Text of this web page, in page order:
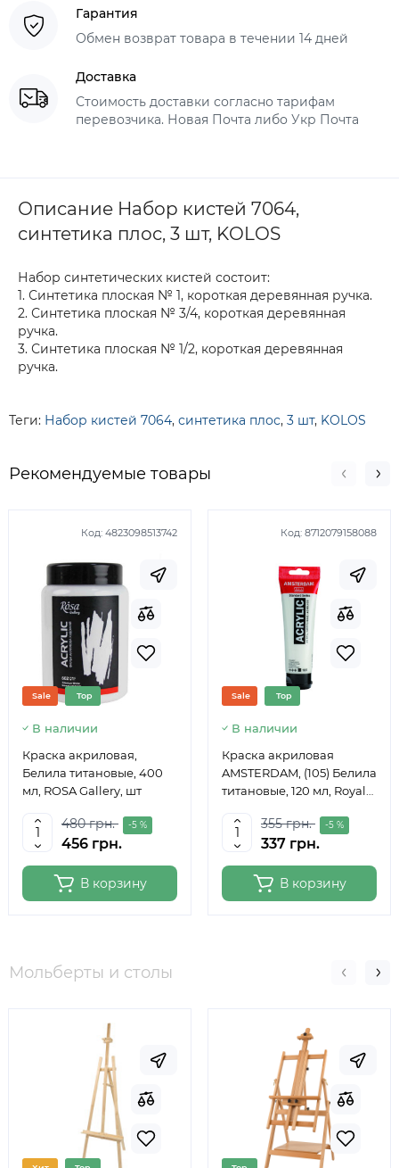
Гарантия
Обмен возврат товара в течении 14 дней
Доставка
Стоимость доставки согласно тарифам
перевозчика. Новая Почта либо Укр Почта
Описание Набор кистей 7064,
синтетика плос, 3 шт, KOLOS
Набор синтетических кистей состоит:
1. Синтетика плоская № 1, короткая деревянная ручка.
2. Синтетика плоская № 3/4, короткая деревянная
ручка.
3. Синтетика плоская № 1/2, короткая деревянная
ручка.
Теги: Набор кистей 7064, синтетика плос, 3 шт, KOLOS
Рекомендуемые товары
Код: 4823098513742
Sale Top
В наличии
Краска акриловая,
Белила титановые, 400
мл, ROSA Gallery, шт
480 грн. -5 %
456 грн.
В корзину
Код: 8712079158088
Sale Top
В наличии
Краска акриловая
AMSTERDAM, (105) Белила
титановые, 120 мл, Royal
355 грн. -5 %
337 грн.
В корзину
Мольберты и столы